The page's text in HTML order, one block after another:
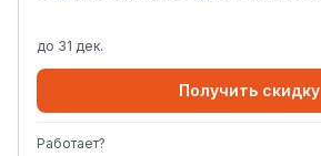
до 31 дек.
Получить скидку
Работает?